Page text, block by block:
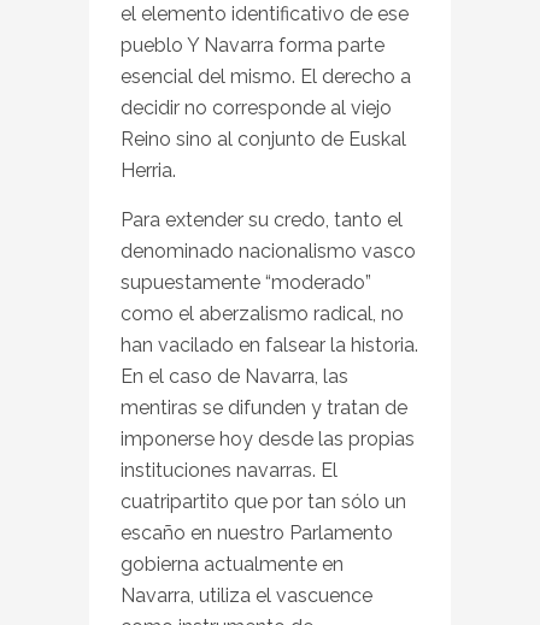
el elemento identificativo de ese
pueblo Y Navarra forma parte
esencial del mismo. El derecho a
decidir no corresponde al viejo
Reino sino al conjunto de Euskal
Herria.
Para extender su credo, tanto el
denominado nacionalismo vasco
supuestamente “moderado”
como el aberzalismo radical, no
han vacilado en falsear la historia.
En el caso de Navarra, las
mentiras se difunden y tratan de
imponerse hoy desde las propias
instituciones navarras. El
cuatripartito que por tan sólo un
escaño en nuestro Parlamento
gobierna actualmente en
Navarra, utiliza el vascuence